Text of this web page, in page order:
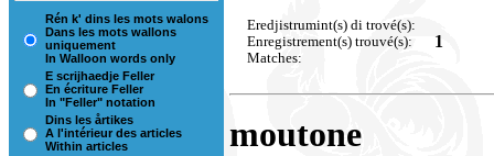
Rén k' dins les mots walons
Dans les mots wallons
uniquement
In Walloon words only
E scrijhaedje Feller
En écriture Feller
In "Feller" notation
Dins les årtikes
A l'intérieur des articles
Within articles
Eredjistrumint(s) di trové(s):
Enregistrement(s) trouvé(s):
Matches:
1
moutone